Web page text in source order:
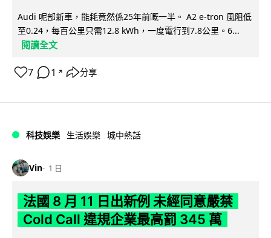
Audi 呢部新車，能耗竟然係25年前嘅一半。 A2 e-tron 風阻低
至0.24，每百公里只需12.8 kWh，一度電行到7.8公里。6...
閱讀全文
7 1 ↗ 分享
科技娛樂 生活娛樂 城中熱話
Vin 1 日
法國 8 月 11 日出新例 未經同意嚴禁
Cold Call 違規企業最高罰 345 萬